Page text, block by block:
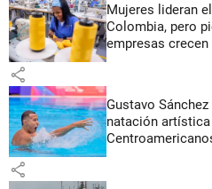
Mujeres lideran
Colombia, pero
empresas crecen
share
Gustavo
natación
share